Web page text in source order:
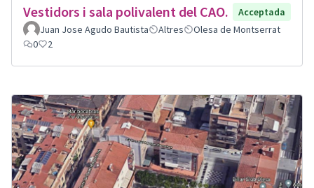
Vestidors i sala polivalent del CAO.
Acceptada
Juan Jose Agudo Bautista
Altres
Olesa de Montserrat
0
2